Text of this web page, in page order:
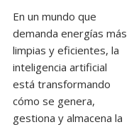
En un mundo que
demanda energías más
limpias y eficientes, la
inteligencia artificial
está transformando
cómo se genera,
gestiona y almacena la